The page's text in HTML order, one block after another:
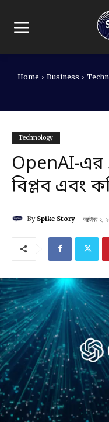
Home Business
Technology
OpenAI-এর
বিপ্লব এবং
By Spike Story অক্টোবর ২,